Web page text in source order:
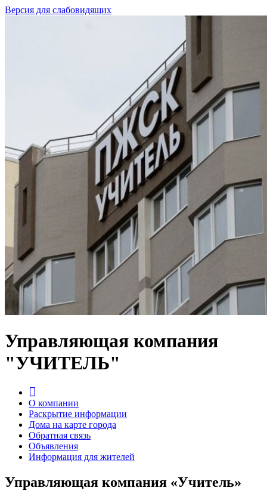
Версия для слабовидящих
Управляющая компания
"УЧИТЕЛЬ"
О компании
Раскрытие информации
Дома на карте города
Обратная связь
Объявления
Информация для жителей
Управляющая компания «Учитель»